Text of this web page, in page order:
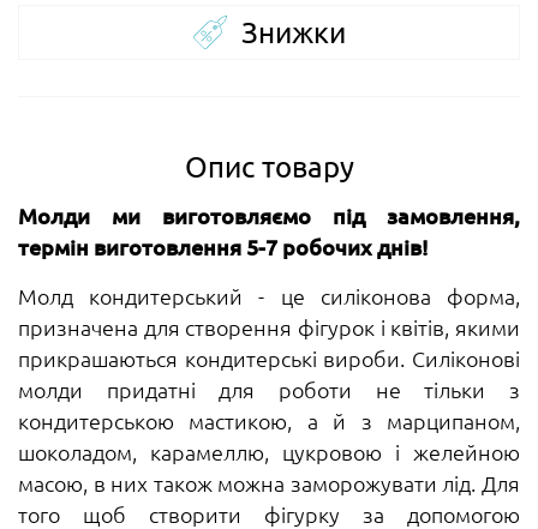
Знижки
Опис товару
Молди ми виготовляємо під замовлення,
термін виготовлення 5-7 робочих днів!
Молд кондитерський - це силіконова форма,
призначена для створення фігурок і квітів, якими
прикрашаються кондитерські вироби. Силіконові
молди придатні для роботи не тільки з
кондитерською мастикою, а й з марципаном,
шоколадом, карамеллю, цукровою і желейною
масою, в них також можна заморожувати лід. Для
того щоб створити фігурку за допомогою